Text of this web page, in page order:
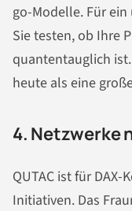
go-Modelle. Für
Sie testen, ob Ihre
quantentauglich
heute als eine
4. Netzwerke
QUTAC ist für
Initiativen. Das